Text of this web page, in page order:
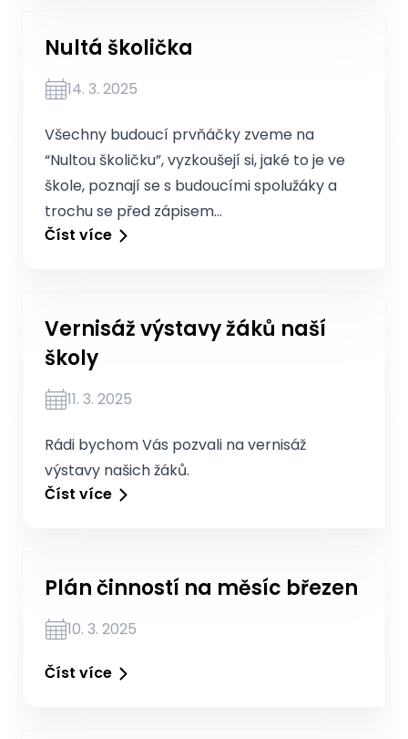
Nultá školička
14. 3. 2025
Všechny budoucí prvňáčky zveme na
“Nultou školičku”, vyzkoušejí si, jaké to je ve
škole, poznají se s budoucími spolužáky a
trochu se před zápisem…
Číst více
Vernisáž výstavy žáků naší
školy
11. 3. 2025
Rádi bychom Vás pozvali na vernisáž
výstavy našich žáků.
Číst více
Plán činností na měsíc březen
10. 3. 2025
Číst více